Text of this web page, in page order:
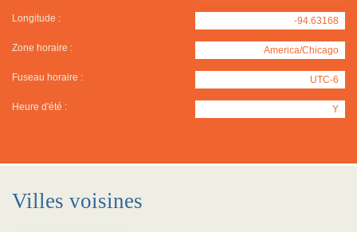
Longitude : -94.63168
Zone horaire : America/Chicago
Fuseau horaire : UTC-6
Heure d'été : Y
Villes voisines